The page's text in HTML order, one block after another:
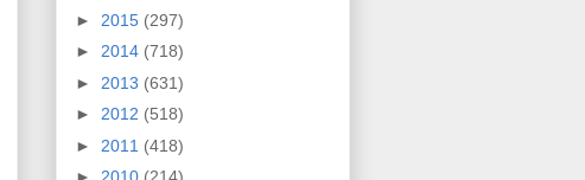
► 2015 (297)
► 2014 (718)
► 2013 (631)
► 2012 (518)
► 2011 (418)